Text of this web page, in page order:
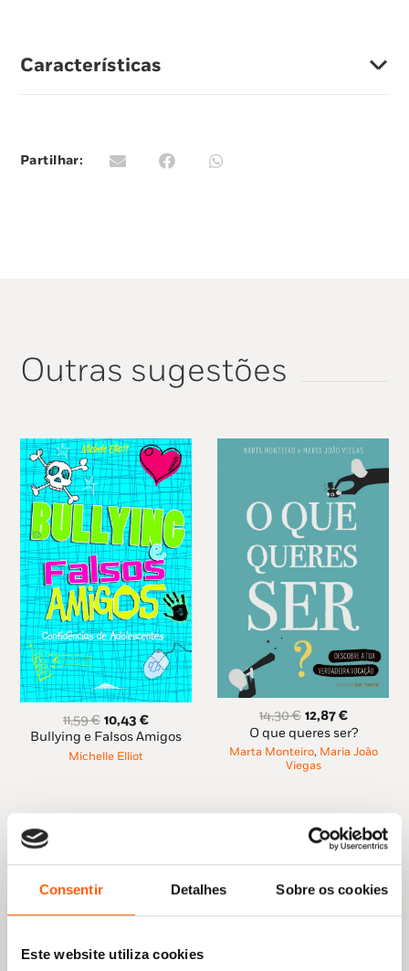
Consentir Detalhes Sobre os cookies
Este website utiliza cookies
não fiques «à nora» nisto da adolescência.
Escritos com rigor, em linguagem simples,
tornando claros conceitos mais complexos,
Características
Partilhar:
Outras sugestões
11,59€ O
preço
original
10,43 €O
preço
Bullying e Falsos Amigos
Michelle Elliot
14,30€ O
preço
original
era:
12,87€O
preço
atual
O que queres ser?
Marta Monteiro, Maria João
Viegas